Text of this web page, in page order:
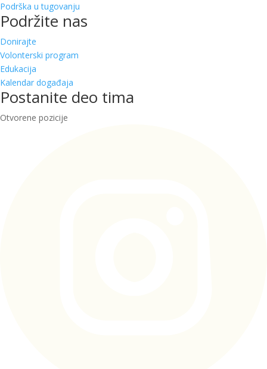
Podrška u tugovanju
Podržite nas
Donirajte
Volonterski program
Edukacija
Kalendar događaja
Postanite deo tima
Otvorene pozicije